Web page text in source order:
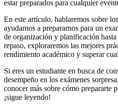
estar preparados para cualquier
En este artículo, hablaremos sobre
ayudarnos a prepararnos para un
de organización y planificación
repaso, exploraremos las mejores
rendimiento académico y superar
Si eres un estudiante en busca de
desempeño en los exámenes
conocer más sobre cómo prepararte
¡sigue leyendo!